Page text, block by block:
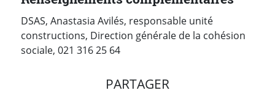
DSAS, Anastasia Avilés, responsable unité
constructions, Direction générale de la cohésion
sociale, 021 316 25 64
PARTAGER